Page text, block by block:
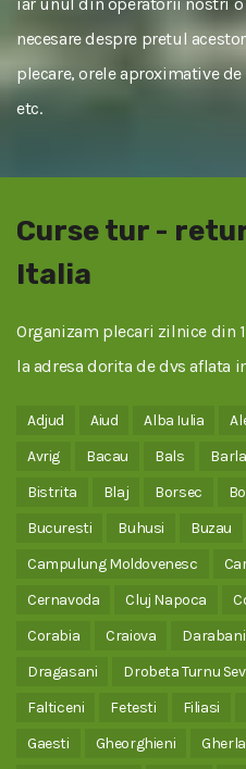
necesare despre pretul
plecare, orele aproximative
etc.
Curse tur -
Italia
Organizam plecari zilnice din
la adresa dorita de dvs aflata
Adjud Aiud Alba Iulia
Avrig
Bacau Bals
Bistrita
Blaj Borsec
Bucuresti
Buhusi Buzau
Campulung Moldovenesc
Cernavoda
Cluj Napoca
Corabia
Craiova Darabani
Dragasani
Drobeta Turnu
Falticeni
Fetesti Filiasi
Gaesti
Gheorghieni Gherla